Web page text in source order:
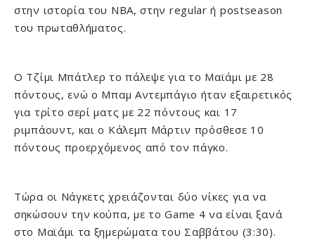
στην ιστορία του NBA, στην regular ή postseason
του πρωταθλήματος.
Ο Τζίμι Μπάτλερ το πάλεψε για το Μαϊάμι με 28
πόντους, ενώ ο Μπαμ Αντεμπάγιο ήταν εξαιρετικός
για τρίτο σερί ματς με 22 πόντους και 17
ριμπάουντ, και ο Κάλεμπ Μάρτιν πρόσθεσε 10
πόντους προερχόμενος από τον πάγκο.
Τώρα οι Νάγκετς χρειάζονται δύο νίκες για να
σηκώσουν την κούπα, με το Game 4 να είναι ξανά
στο Μαϊάμι τα ξημερώματα του Σαββάτου (3:30).